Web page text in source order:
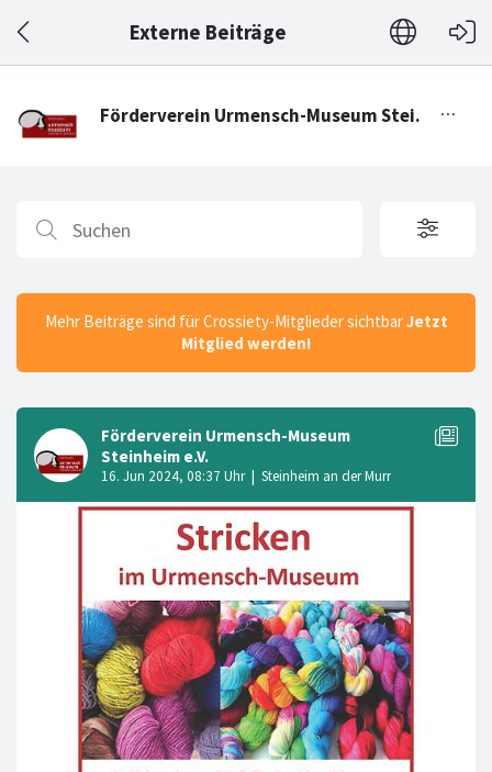
Externe Beiträge
Mehr Beiträge sind für Crossiety-Mitglieder sichtbarJetzt
Mitglied werden!